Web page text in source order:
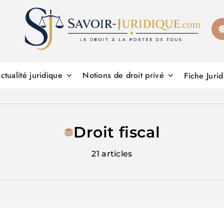
Savoirs juridiques
juridique Notions de droit privé Fiche
Droit fiscal
21 articles